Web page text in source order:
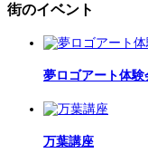
街のイベント
夢ロゴアート体験
万葉講座